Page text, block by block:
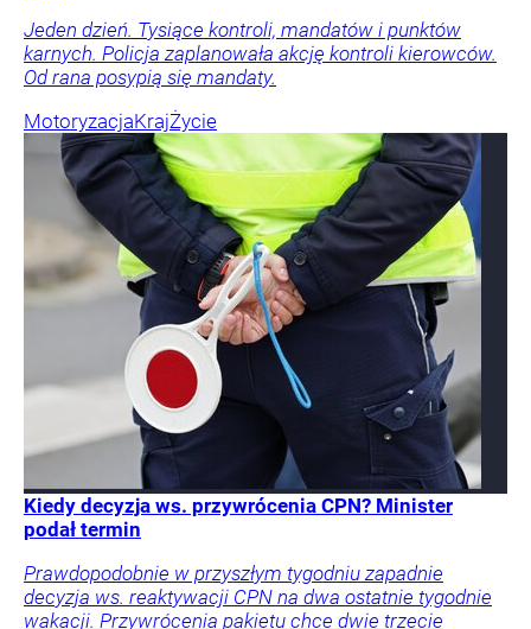
Jeden dzień. Tysiące kontroli, mandatów i punktów
karnych. Policja zaplanowała akcję kontroli kierowców.
Od rana posypią się mandaty.
MotoryzacjaKrajŻycie
Kiedy decyzja ws. przywrócenia CPN? Minister
podał termin
Prawdopodobnie w przyszłym tygodniu zapadnie
decyzja ws. reaktywacji CPN na dwa ostatnie tygodnie
wakacji. Przywrócenia pakietu chce dwie trzecie